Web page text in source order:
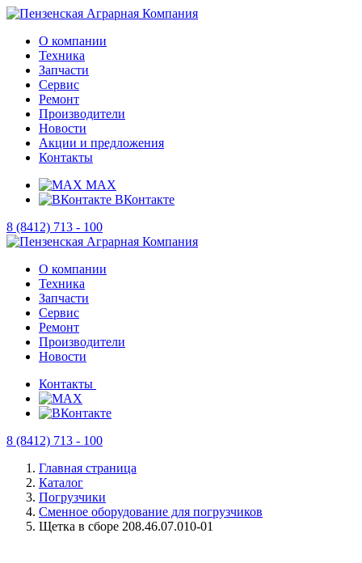
О компании
Техника
Запчасти
Сервис
Ремонт
Производители
Новости
Акции и предложения
Контакты
MAX
ВКонтакте
8 (8412) 713 - 100
О компании
Техника
Запчасти
Сервис
Ремонт
Производители
Новости
Контакты
8 (8412) 713 - 100
Главная страница
Каталог
Погрузчики
Сменное оборудование для погрузчиков
Щетка в сборе 208.46.07.010-01